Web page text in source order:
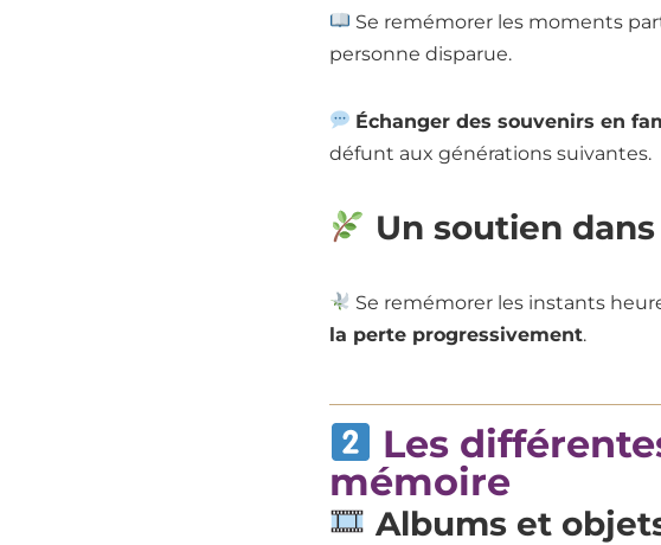
Se remémorer les moments
personne disparue.
Échanger des souvenirs en
défunt aux générations suivantes.
Un soutien
Se remémorer les instants
la perte progressivement.
Les
mémoire
Albums et